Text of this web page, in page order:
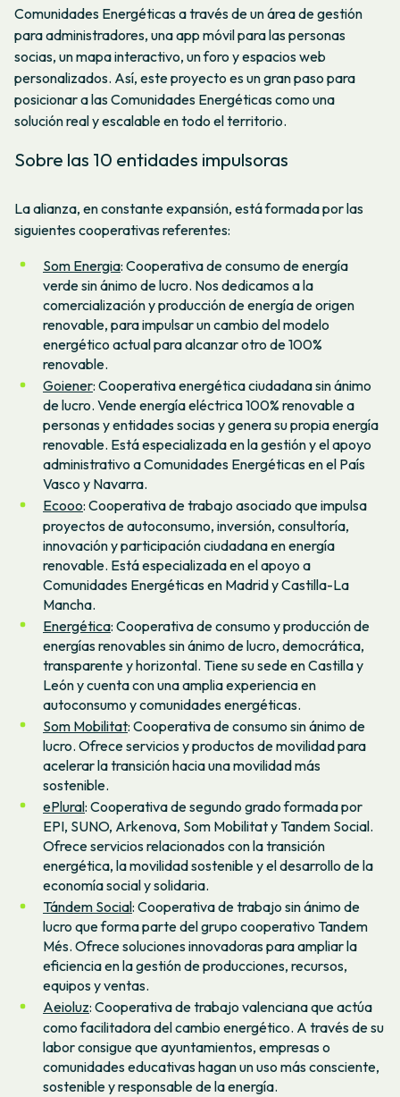
Comunidades Energéticas a través de un área de gestión
para administradores, una app móvil para las personas
socias, un mapa interactivo, un foro y espacios web
personalizados. Así, este proyecto es un gran paso para
posicionar a las Comunidades Energéticas como una
solución real y escalable en todo el territorio.
Sobre las 10 entidades impulsoras
La alianza, en constante expansión, está formada por las
siguientes cooperativas referentes:
Som Energia: Cooperativa de consumo de energía
verde sin ánimo de lucro. Nos dedicamos a la
comercialización y producción de energía de origen
renovable, para impulsar un cambio del modelo
energético actual para alcanzar otro de 100%
renovable.
Goiener: Cooperativa energética ciudadana sin ánimo
de lucro. Vende energía eléctrica 100% renovable a
personas y entidades socias y genera su propia energía
renovable. Está especializada en la gestión y el apoyo
administrativo a Comunidades Energéticas en el País
Vasco y Navarra.
Ecooo: Cooperativa de trabajo asociado que impulsa
proyectos de autoconsumo, inversión, consultoría,
innovación y participación ciudadana en energía
renovable. Está especializada en el apoyo a
Comunidades Energéticas en Madrid y Castilla-La
Mancha.
Energética: Cooperativa de consumo y producción de
energías renovables sin ánimo de lucro, democrática,
transparente y horizontal. Tiene su sede en Castilla y
León y cuenta con una amplia experiencia en
autoconsumo y comunidades energéticas.
Som Mobilitat: Cooperativa de consumo sin ánimo de
lucro. Ofrece servicios y productos de movilidad para
acelerar la transición hacia una movilidad más
sostenible.
ePlural: Cooperativa de segundo grado formada por
EPI, SUNO, Arkenova, Som Mobilitat y Tandem Social.
Ofrece servicios relacionados con la transición
energética, la movilidad sostenible y el desarrollo de la
economía social y solidaria.
Tándem Social: Cooperativa de trabajo sin ánimo de
lucro que forma parte del grupo cooperativo Tandem
Més. Ofrece soluciones innovadoras para ampliar la
eficiencia en la gestión de producciones, recursos,
equipos y ventas.
Aeioluz: Cooperativa de trabajo valenciana que actúa
como facilitadora del cambio energético. A través de su
labor consigue que ayuntamientos, empresas o
comunidades educativas hagan un uso más consciente,
sostenible y responsable de la energía.